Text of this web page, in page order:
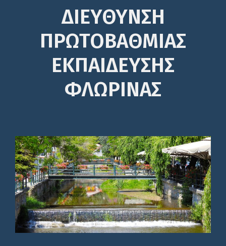
ΔΙΕΎΘΥΝΣΗ
ΠΡΩΤΟΒΆΘΜΙΑΣ
ΕΚΠΑΊΔΕΥΣΗΣ
ΦΛΩΡΙΝΑΣ